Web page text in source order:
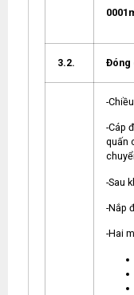
3.2. Đóng
-
-Cáp
quấn
-Sau
-Nắp
-Hai